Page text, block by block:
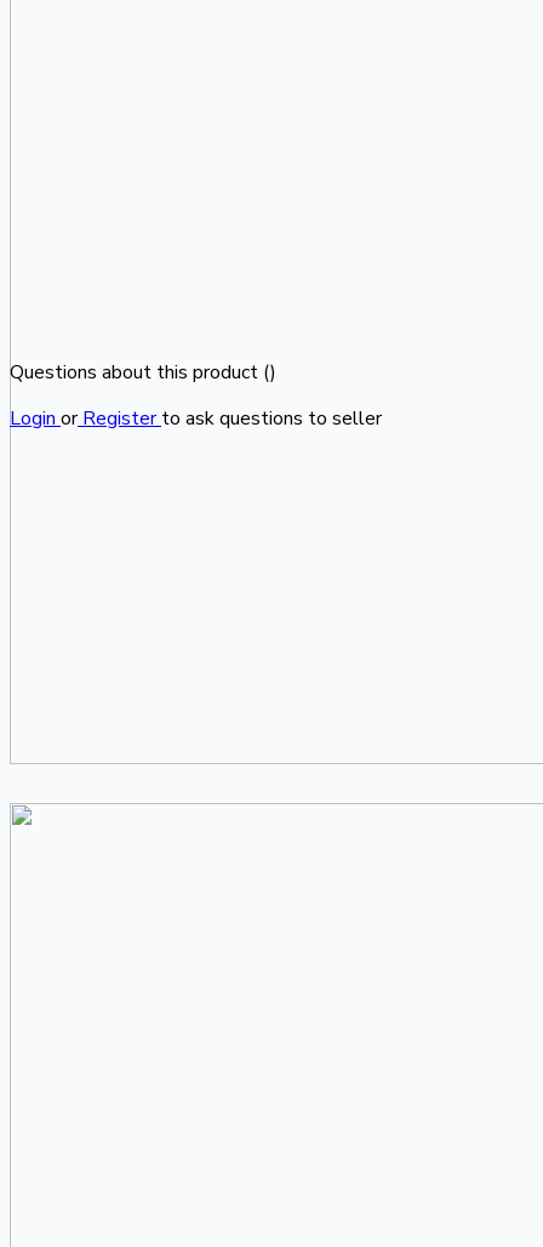
Questions about this product ()
Login or Register to ask questions to seller